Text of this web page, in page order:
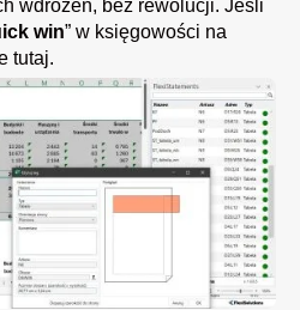
wdrożeń, bez rewolucji. Jeśli
win” w księgowości na
tutaj.